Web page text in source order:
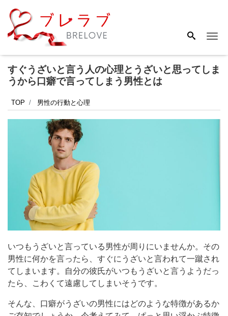
すぐうざいと言う人の心理とうざいと思ってしま
うから口癖で言ってしまう男性とは
TOP 男性の行動と心理
いつもうざいと言っている男性が周りにいませんか。その
男性に何かを言ったら、すぐにうざいと言われて一蹴され
てしまいます。自分の彼氏がいつもうざいと言うようだっ
たら、こわくて遠慮してしまいそうです。
そんな、口癖がうざいの男性にはどのような特徴があるか